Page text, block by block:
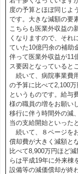
度の予算とほぼ同じよ
です。大きな減額の要
こちらも医業外収益の
くなりますので、それ
ていた10億円余の補助
伴って医業外収益が11
ス要因となっていると
続いて、病院事業費
の予算に比べて2,100
というものです。給与
様の職員の増をお願い
移行に伴う時間外の減
当の支給開始といった
続いて、８ページを
償却費が大きく減額と
比べて8,900万円ほど
らは平成19年に外来棟
設備等の減価償却が終